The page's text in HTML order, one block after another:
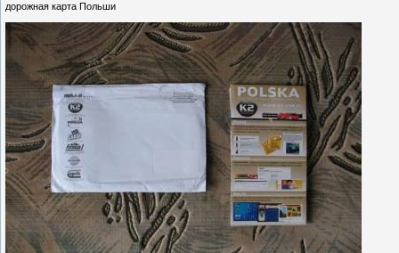
дорожная карта Польши